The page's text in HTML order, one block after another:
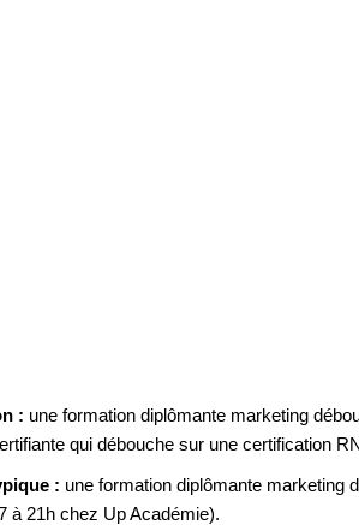
: une formation diplômante marketing
qui débouche sur une certification
: une formation diplômante marketing
à 21h chez Up Académie).